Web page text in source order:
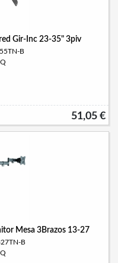
Gir-Inc 23-35" 3piv
B
51,05 €
Mesa 3Brazos 13-27
B